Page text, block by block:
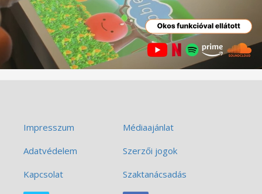
Impresszum
Médiaajánlat
Adatvédelem
Szerzői jogok
Kapcsolat
Szaktanácsadás